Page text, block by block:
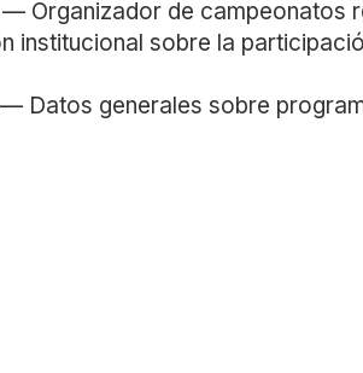
— Organizador de campeonatos
institucional sobre la
— Datos generales sobre